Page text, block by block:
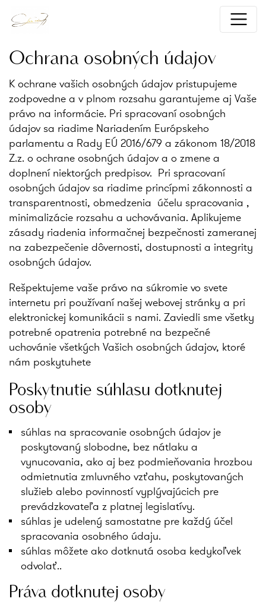
Ochrana osobných údajov
K ochrane vašich osobných údajov pristupujeme
zodpovedne a v plnom rozsahu garantujeme aj Vaše
právo na informácie. Pri spracovaní osobných
údajov sa riadime Nariadením Európskeho
parlamentu a Rady EÚ 2016/679 a zákonom 18/2018
Z.z. o ochrane osobných údajov a o zmene a
doplnení niektorých predpisov. Pri spracovaní
osobných údajov sa riadime princípmi zákonnosti a
transparentnosti, obmedzenia účelu spracovania ,
minimalizácie rozsahu a uchovávania. Aplikujeme
zásady riadenia informačnej bezpečnosti zameranej
na zabezpečenie dôvernosti, dostupnosti a integrity
osobných údajov.
Rešpektujeme vaše právo na súkromie vo svete
internetu pri používaní našej webovej stránky a pri
elektronickej komunikácii s nami. Zaviedli sme všetky
potrebné opatrenia potrebné na bezpečné
uchovánie všetkých Vašich osobných údajov, ktoré
nám poskytuhete
Poskytnutie súhlasu dotknutej
osoby
súhlas na spracovanie osobných údajov je
poskytovaný slobodne, bez nátlaku a
vynucovania, ako aj bez podmieňovania hrozbou
odmietnutia zmluvného vzťahu, poskytovaných
služieb alebo povinností vyplývajúcich pre
prevádzkovateľa z platnej legislatívy.
súhlas je udelený samostatne pre každý účel
spracovania osobného údaju.
súhlas môžete ako dotknutá osoba kedykoľvek
odvolať..
Práva dotknutej osoby